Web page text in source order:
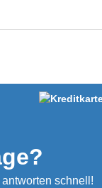
schnell!